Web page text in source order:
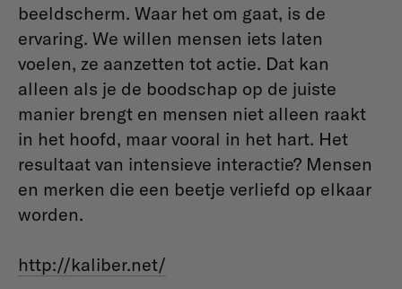
beeldscherm. Waar het om gaat, is de
ervaring. We willen mensen iets laten
voelen, ze aanzetten tot actie. Dat kan
alleen als je de boodschap op de juiste
manier brengt en mensen niet alleen raakt
in het hoofd, maar vooral in het hart. Het
resultaat van intensieve interactie? Mensen
en merken die een beetje verliefd op elkaar
worden.
http://kaliber.net/